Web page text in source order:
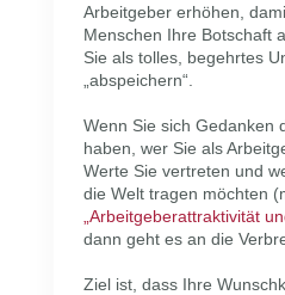
Arbeitgeber erhöhen,
Menschen Ihre Botschaft
Sie als tolles, begehrtes
„abspeichern“.
Wenn Sie sich Gedanken
haben, wer Sie als
Werte Sie vertreten und
die Welt tragen möchten
„Arbeitgeberattraktivität
dann geht es an die
Ziel ist, dass Ihre